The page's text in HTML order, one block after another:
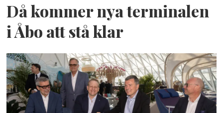
Då kommer nya terminalen
i Åbo att stå klar